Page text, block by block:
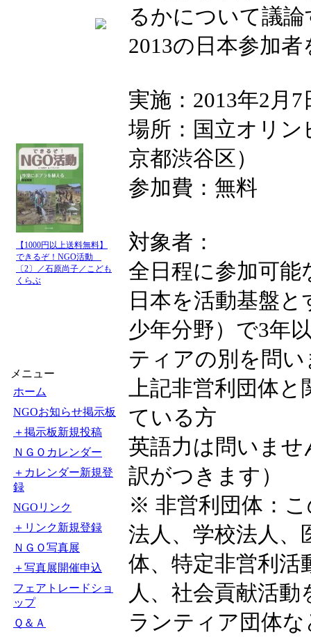
【1000円以上送料無料】
できるぞ！NGO活動
〔2〕／石原尚子／こども
くらぶ
メニュー
ホーム
NGOお知らせ掲示板
＋掲示板新規投稿
ＮＧＯカレンダー
＋カレンダー新規登
録
NGOリンク
＋リンク新規登録
ＮＧＯ写真展
＋写真展開催申込
フェアトレードショ
ップ
Ｑ＆Ａ
るかについて議
2013の日本参加
実施：2013年2月
場所：国立オリ
京都渋谷区）
参加費：無料
対象者：
全日程に参加可能
日本を活動基盤
少年分野）で3年
ティアの別を問
上記非営利団体
ている方
英語力は問いませ
訳がつきます）
※ 非営利団体：
法人、学校法人、
体、特定非営利活
人、社会貢献活
ランティア団体